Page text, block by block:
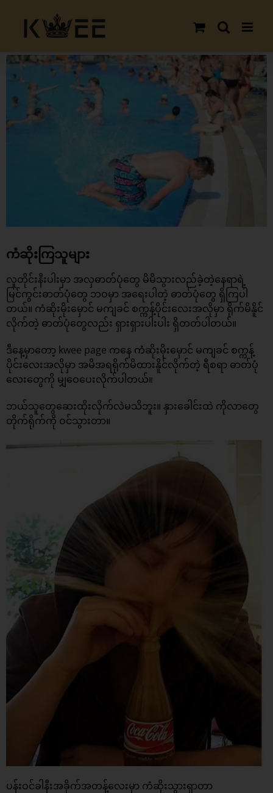
content
View
Larger
Image
ကံဆိုးကြသူများ
လူတိုင်းနီးပါးမှာ အလှဓာတ်ပုံတွေ မိမိသွားလည်ခဲ့တဲ့နေရာရဲ့
မြင်ကွင်းဓာတ်ပုံတွေ ဘဝမှာ အရေးပါတဲ့ ဓာတ်ပုံတွေ ရှိကြပါ
တယ်။ ကံဆိုးမိုးမှောင် မကျခင် စက္ကန့်ပိုင်းလေးအလိုမှာ ရိုက်မိနိူင်
လိုက်တဲ့ ဓာတ်ပုံတွေလည်း ရှားရှားပါးပါး ရှိတတ်ပါတယ်။
ဒီနေ့မှာတော့ kwee page ကနေ ကံဆိုးမိုးမှောင် မကျခင် စက္ကန့်
ပိုင်းလေးအလိုမှာ အမိအရရိုက်မိထားနိူင်လိုက်တဲ့ ရီစရာ ဓာတ်ပုံ
လေးတွေကို မျှဝေပေးလိုက်ပါတယ်။
ဘယ်သူတွေဆေးထိုးလိုက်လဲမသိဘူး။ နှားခေါင်းထဲ ကိုလာတွေ
တိုက်ရိုက်ကို ဝင်သွားတာ။
ပန်းဝင်ခါနီးအခိုက်အတန့်လေးမှာ ကံဆိုးသွားရှာတာ